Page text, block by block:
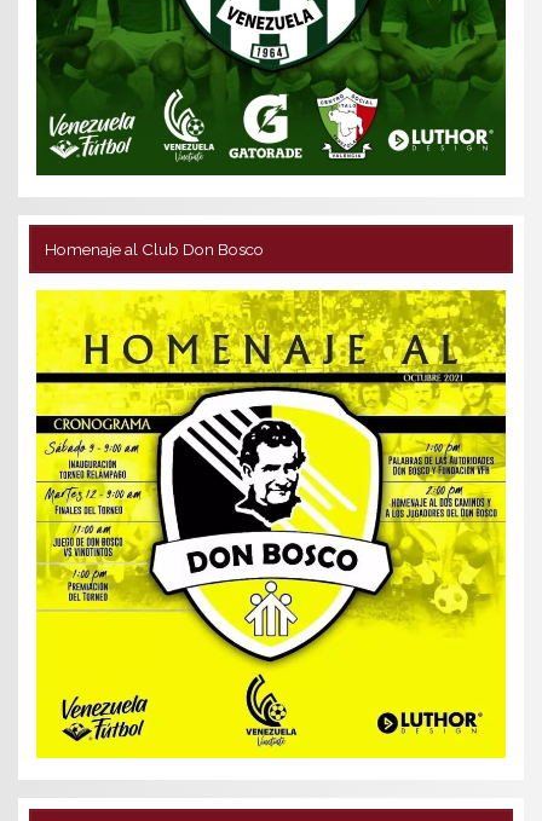
Homenaje al Club Don Bosco